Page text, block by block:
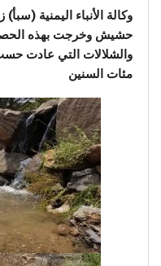
وكالة الأنباء اليمنية
حشيش وخرجت بهذه
والشلالات التي عادت
مئات السنين